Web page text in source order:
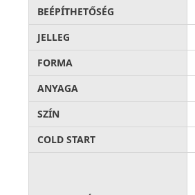
BEÉPÍTHETŐSÉG
JELLEG
FORMA
ANYAGA
SZÍN
COLD START